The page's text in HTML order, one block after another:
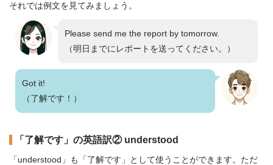
それでは例文を見てみましょう。
Please send me the report by tomorrow.
（明日までにレポートを送ってください。）
Got it!
（了解です！）
「了解です」の英語訳② understood
「understood」も「了解です」として使うことができます。ただ